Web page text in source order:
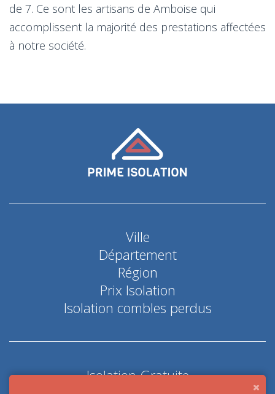
de 7. Ce sont les artisans de Amboise qui
accomplissent la majorité des prestations affectées
à notre société.
Ville
Département
Région
Prix Isolation
Isolation combles perdus
Isolation Gratuite